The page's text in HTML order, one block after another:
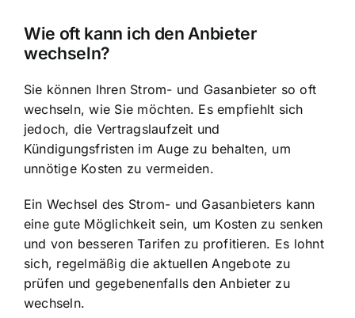
Wie oft kann ich den Anbieter
wechseln?
Sie können Ihren Strom- und Gasanbieter so oft
wechseln, wie Sie möchten. Es empfiehlt sich
jedoch, die Vertragslaufzeit und
Kündigungsfristen im Auge zu behalten, um
unnötige Kosten zu vermeiden.
Ein Wechsel des Strom- und Gasanbieters kann
eine gute Möglichkeit sein, um Kosten zu senken
und von besseren Tarifen zu profitieren. Es lohnt
sich, regelmäßig die aktuellen Angebote zu
prüfen und gegebenenfalls den Anbieter zu
wechseln.